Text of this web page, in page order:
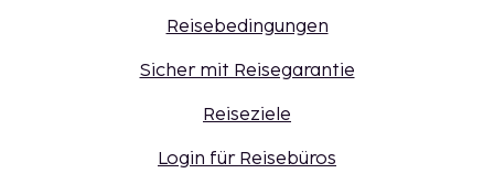
Reisebedingungen
Sicher mit Reisegarantie
Reiseziele
Login für Reisebüros